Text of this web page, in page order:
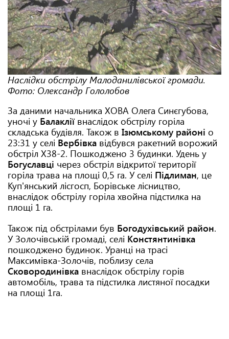
Наслідки обстрілу Малоданилівської громади.
Фото: Олександр Гололобов
За даними начальника ХОВА Олега Синєгубова,
уночі у Балакліївнаслідок обстрілу горіла
складська будівля. Також в Ізюмському районі о
23:31 у селі Вербівка відбувся ракетний ворожий
обстріл Х38-2. Пошкоджено 3 будинки. Удень у
Богуславці через обстріл відкритої території
горіла трава на площі 0,5 га. У селі Підлиман, це
Куп'янський лісгосп, Борівське лісництво,
внаслідок обстрілу горіла хвойна підстилка на
площі 1 га.
Також під обстрілами був Богодухівський район.
У Золочівській громаді, селі Констянтинівка
пошкоджено будинок. Уранці на трасі
Максимівка-Золочів, поблизу села
Сковородинівка внаслідок обстрілу горів
автомобіль, трава та підстилка листяної посадки
на площі 1га.